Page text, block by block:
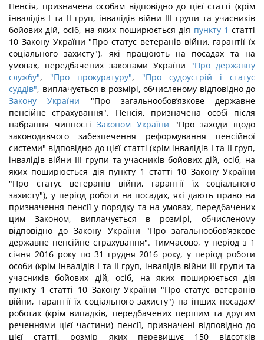
Пенсія, призначена особам відповідно до цієї статті (крім
інвалідів I та II груп, інвалідів війни III групи та учасників
бойових дій, осіб, на яких поширюється дія пункту 1 статті
10 Закону України "Про статус ветеранів війни, гарантії їх
соціального захисту"), які працюють на посадах та на
умовах, передбачених законами України "Про державну
службу", "Про прокуратуру", "Про судоустрій і статус
суддів", виплачується в розмірі, обчисленому відповідно до
Закону України "Про загальнообов’язкове державне
пенсійне страхування". Пенсія, призначена особі після
набрання чинностіЗаконом України "Про заходи щодо
законодавчого забезпечення реформування пенсійної
системи" відповідно до цієї статті (крім інвалідів I та II груп,
інвалідів війни III групи та учасників бойових дій, осіб, на
яких поширюється дія пункту 1 статті 10 Закону України
"Про статус ветеранів війни, гарантії їх соціального
захисту"), у період роботи на посадах, які дають право на
призначення пенсії у порядку та на умовах, передбачених
цим Законом, виплачується в розмірі, обчисленому
відповідно до Закону України "Про загальнообов’язкове
державне пенсійне страхування". Тимчасово, у період з 1
січня 2016 року по 31 грудня 2016 року, у період роботи
особи (крім інвалідів I та II груп, інвалідів війни III групи та
учасників бойових дій, осіб, на яких поширюється дія
пункту 1 статті 10 Закону України "Про статус ветеранів
війни, гарантії їх соціального захисту") на інших посадах/
роботах (крім випадків, передбачених першим та другим
реченнями цієї частини) пенсії, призначені відповідно до
цієї статті, розмір яких перевищує 150 відсотків